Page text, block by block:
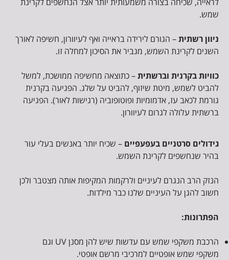
שמש.
ניוון רשתית– הגורם לירידה בראייה ואף לעיוורון, חשיפה לאורך
השנים לקרינת השמש, מגביר את הסיכון למחלה זו.
כוויות בקרנית וברשתית– כתוצאה מחשיפה ממושכת, למשל
להביט לשמש, מיטת שיזוף, להביט על שלג. הפגיעה בקרנית
גורמת לכאב עז, אדמומיות ופוטופוביה (רגישות לאור). הפגיעה
ברשתית עלולה לגרום לעיוורון.
גידולים סרטניים בעפעפיים – שכיח יותר באנשים בעלי עור
בהיר שנחשפים לקרינת השמש.
הנזק הרב הנגרם לעיניים ולרקמות המקיפות אותה מצטבר ולכן
חשוב להגן על העיניים שלנו כבר מילדות.
הפתרונות:
הרכבת משקפי שמש עם עדשות שיש להן מסנן UV וגם
משקפי שמש אופטיים למרכיבי מרשם אופטי.